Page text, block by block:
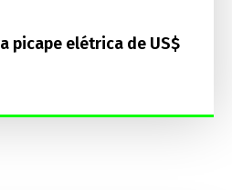
picape elétrica de US$